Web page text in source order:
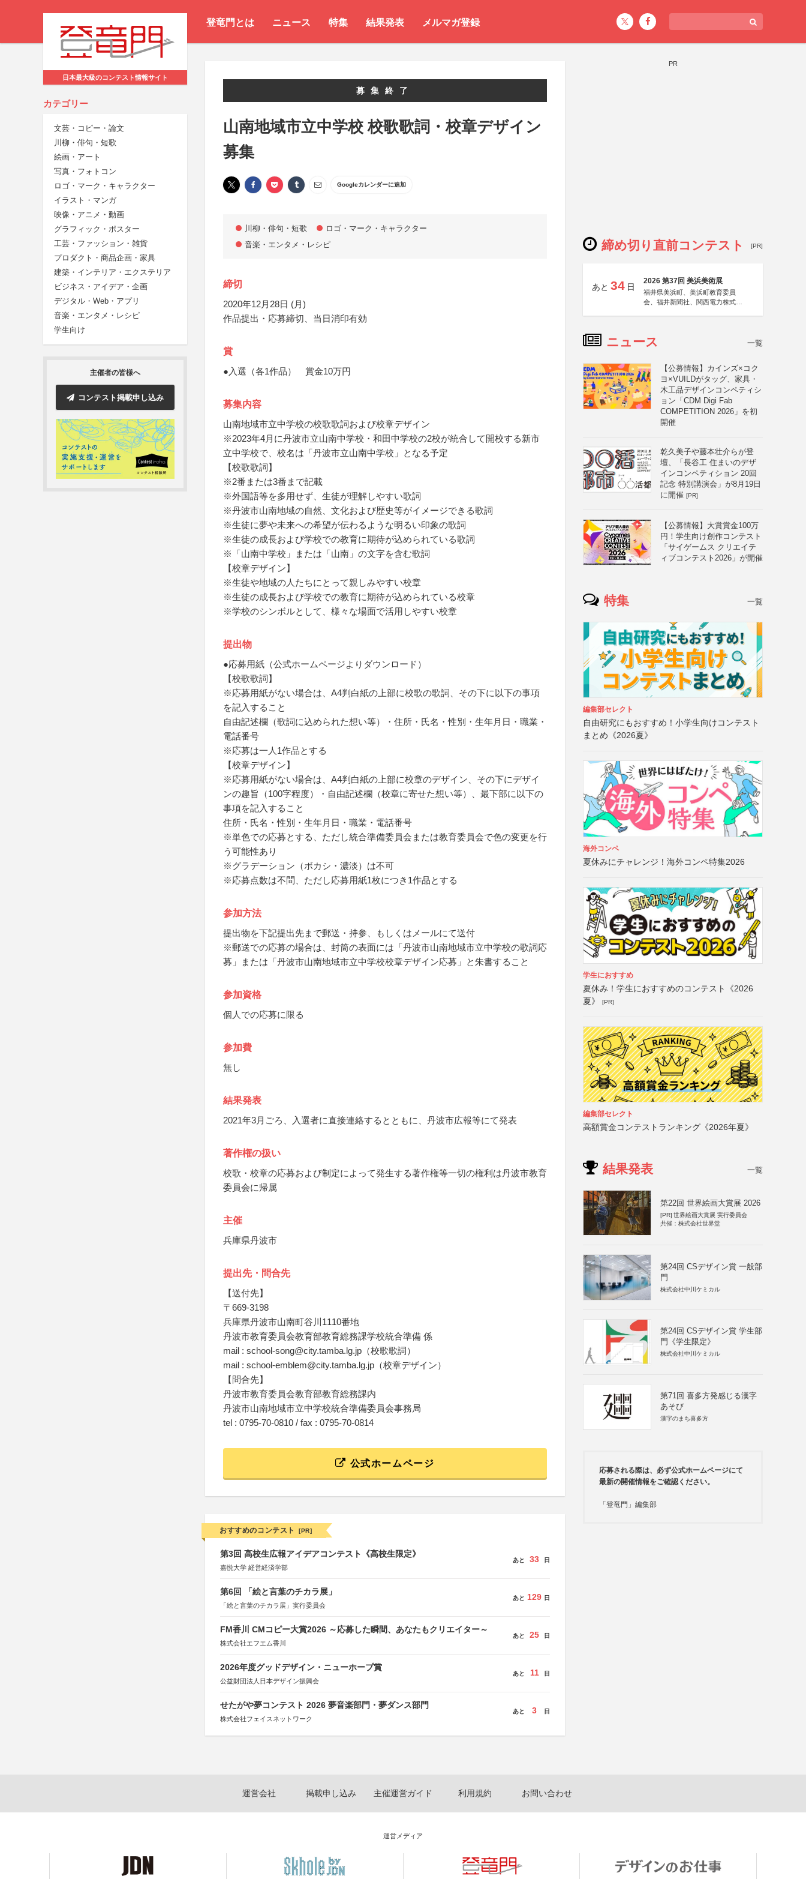
登竜門とは ニュース 特集 結果発表 メルマガ登録
日本最大級のコンテスト情報サイト
カテゴリー
文芸・コピー・論文
川柳・俳句・短歌
絵画・アート
写真・フォトコン
ロゴ・マーク・キャラクター
イラスト・マンガ
映像・アニメ・動画
グラフィック・ポスター
工芸・ファッション・雑貨
プロダクト・商品企画・家具
建築・インテリア・エクステリア
ビジネス・アイデア・企画
デジタル・Web・アプリ
音楽・エンタメ・レシピ
学生向け
主催者の皆様へ
コンテスト掲載申し込み
募集終了
山南地域市立中学校 校歌歌詞・校章デザイン
募集
Googleカレンダーに追加
川柳・俳句・短歌
ロゴ・マーク・キャラクター
音楽・エンタメ・レシピ
締切
2020年12月28日 (月)
作品提出・応募締切、当日消印有効
賞
●入選（各1作品） 賞金10万円
募集内容
山南地域市立中学校の校歌歌詞および校章デザイン
※2023年4月に丹波市立山南中学校・和田中学校の2校が統合して開校する新市
立中学校で、校名は「丹波市立山南中学校」となる予定
【校歌歌詞】
※2番または3番まで記載
※外国語等を多用せず、生徒が理解しやすい歌詞
※丹波市山南地域の自然、文化および歴史等がイメージできる歌詞
※生徒に夢や未来への希望が伝わるような明るい印象の歌詞
※生徒の成長および学校での教育に期待が込められている歌詞
※「山南中学校」または「山南」の文字を含む歌詞
【校章デザイン】
※生徒や地域の人たちにとって親しみやすい校章
※生徒の成長および学校での教育に期待が込められている校章
※学校のシンボルとして、様々な場面で活用しやすい校章
提出物
●応募用紙（公式ホームページよりダウンロード）
【校歌歌詞】
※応募用紙がない場合は、A4判白紙の上部に校歌の歌詞、その下に以下の事項
を記入すること
自由記述欄（歌詞に込められた想い等）・住所・氏名・性別・生年月日・職業・
電話番号
※応募は一人1作品とする
【校章デザイン】
※応募用紙がない場合は、A4判白紙の上部に校章のデザイン、その下にデザイ
ンの趣旨（100字程度）・自由記述欄（校章に寄せた想い等）、最下部に以下の
事項を記入すること
住所・氏名・性別・生年月日・職業・電話番号
※単色での応募とする、ただし統合準備委員会または教育委員会で色の変更を行
う可能性あり
※グラデーション（ボカシ・濃淡）は不可
※応募点数は不問、ただし応募用紙1枚につき1作品とする
参加方法
提出物を下記提出先まで郵送・持参、もしくはメールにて送付
※郵送での応募の場合は、封筒の表面には「丹波市山南地域市立中学校の歌詞応
募」または「丹波市山南地域市立中学校校章デザイン応募」と朱書すること
参加資格
個人での応募に限る
参加費
無し
結果発表
2021年3月ごろ、入選者に直接連絡するとともに、丹波市広報等にて発表
著作権の扱い
校歌・校章の応募および制定によって発生する著作権等一切の権利は丹波市教育
委員会に帰属
主催
兵庫県丹波市
提出先・問合先
【送付先】
〒669-3198
兵庫県丹波市山南町谷川1110番地
丹波市教育委員会教育部教育総務課学校統合準備 係
mail : school-song@city.tamba.lg.jp（校歌歌詞）
mail : school-emblem@city.tamba.lg.jp（校章デザイン）
【問合先】
丹波市教育委員会教育部教育総務課内
丹波市山南地域市立中学校統合準備委員会事務局
tel : 0795-70-0810 / fax : 0795-70-0814
公式ホームページ
おすすめのコンテスト [PR]
第3回 高校生広報アイデアコンテスト《高校生限定》
嘉悦大学 経営経済学部
あと 33 日
第6回 「絵と言葉のチカラ展」
「絵と言葉のチカラ展」実行委員会
あと 129 日
FM香川 CMコピー大賞2026 ～応募した瞬間、あなたもクリエイター～
株式会社エフエム香川
あと 25 日
2026年度グッドデザイン・ニューホープ賞
公益財団法人日本デザイン振興会
あと 11 日
せたがや夢コンテスト 2026 夢音楽部門・夢ダンス部門
株式会社フェイスネットワーク
あと 3 日
PR
締め切り直前コンテスト [PR]
あと 34 日
2026 第37回 美浜美術展
福井県美浜町、美浜町教育委員
会、福井新聞社、関西電力株式会
ニュース 一覧
【公募情報】カインズ×コク
ヨ×VUILDがタッグ、家具・
木工品デザインコンペティシ
ョン「CDM Digi Fab
COMPETITION 2026」を初
開催
乾久美子や藤本壮介らが登
壇、「長谷工 住まいのデザ
インコンペティション 20回
記念 特別講演会」が8月19日
に開催 [PR]
【公募情報】大賞賞金100万
円！学生向け創作コンテスト
「サイゲームス クリエイテ
ィブコンテスト2026」が開催
特集 一覧
編集部セレクト
自由研究にもおすすめ！小学生向けコンテスト
まとめ《2026夏》
海外コンペ
夏休みにチャレンジ！海外コンペ特集2026
学生におすすめ
夏休み！学生におすすめのコンテスト《2026
夏》
[PR]
編集部セレクト
高額賞金コンテストランキング《2026年夏》
結果発表 一覧
第22回 世界絵画大賞展 2026
[PR] 世界絵画大賞展 実行委員会
共催：株式会社世界堂
第24回 CSデザイン賞 一般部
門
株式会社中川ケミカル
第24回 CSデザイン賞 学生部
門《学生限定》
株式会社中川ケミカル
第71回 喜多方発感じる漢字
あそび
漢字のまち喜多方
応募される際は、必ず公式ホームページにて
最新の開催情報をご確認ください。
「登竜門」編集部
運営会社 掲載申し込み 主催運営ガイド 利用規約 お問い合わせ
運営メディア